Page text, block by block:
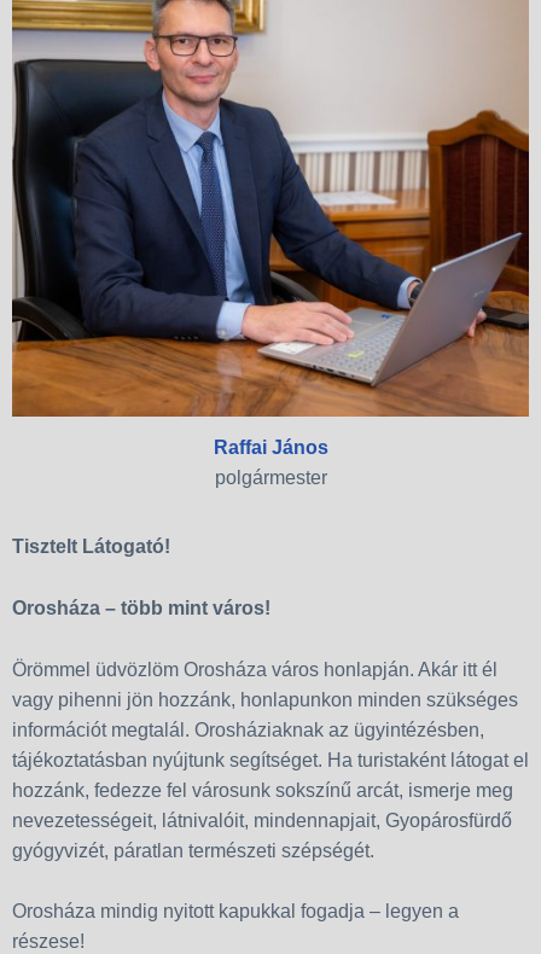
Raffai János
polgármester
Tisztelt Látogató!
Orosháza – több mint város!
Örömmel üdvözlöm Orosháza város honlapján. Akár itt él
vagy pihenni jön hozzánk, honlapunkon minden szükséges
információt megtalál. Orosháziaknak az ügyintézésben,
tájékoztatásban nyújtunk segítséget. Ha turistaként látogat el
hozzánk, fedezze fel városunk sokszínű arcát, ismerje meg
nevezetességeit, látnivalóit, mindennapjait, Gyopárosfürdő
gyógyvizét, páratlan természeti szépségét.
Orosháza mindig nyitott kapukkal fogadja – legyen a
részese!